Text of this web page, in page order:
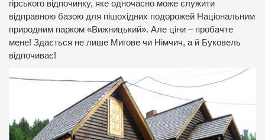
гірського відпочинку, яке одночасно може служити
відправною базою для пішохідних подорожей Національним
природним парком «Вижницький». Але ціни – пробачте
мене! Здається не лише Мигове чи Німчич, а й Буковель
відпочиває!